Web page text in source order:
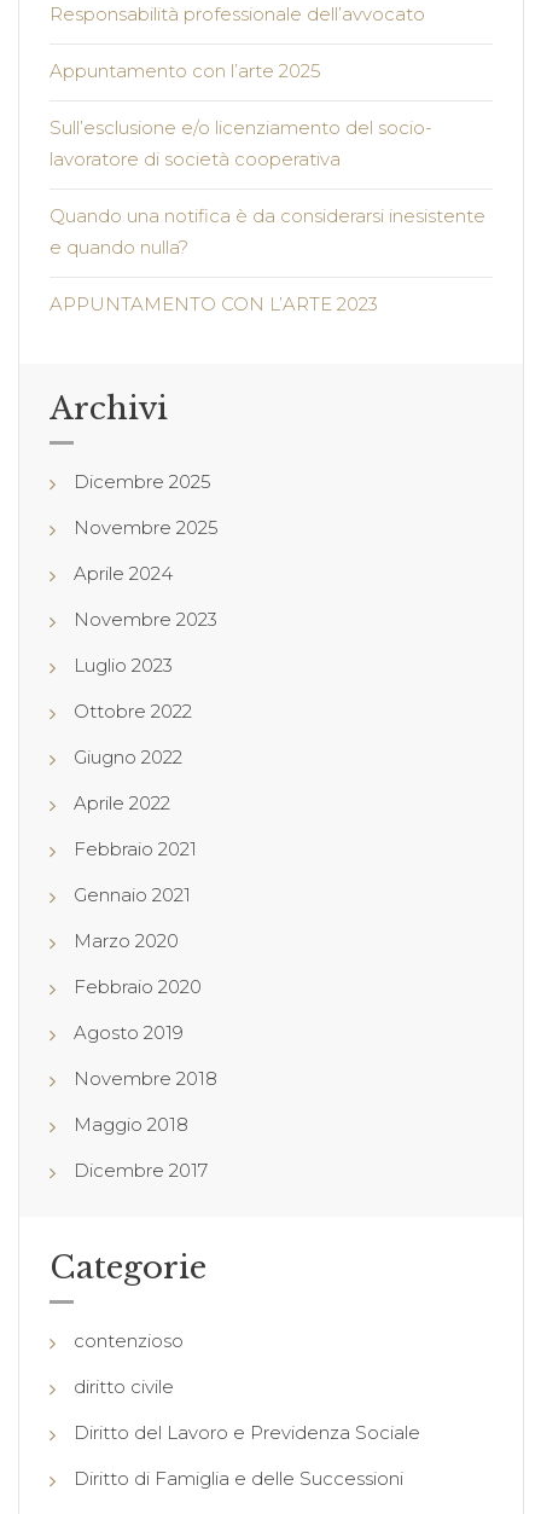
Responsabilità professionale dell’avvocato
Appuntamento con l’arte 2025
Sull’esclusione e/o licenziamento del socio-
lavoratore di società cooperativa
Quando una notifica è da considerarsi inesistente
e quando nulla?
APPUNTAMENTO CON L’ARTE 2023
Archivi
Dicembre 2025
Novembre 2025
Aprile 2024
Novembre 2023
Luglio 2023
Ottobre 2022
Giugno 2022
Aprile 2022
Febbraio 2021
Gennaio 2021
Marzo 2020
Febbraio 2020
Agosto 2019
Novembre 2018
Maggio 2018
Dicembre 2017
Categorie
contenzioso
diritto civile
Diritto del Lavoro e Previdenza Sociale
Diritto di Famiglia e delle Successioni